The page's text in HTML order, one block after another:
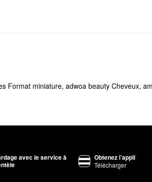
Format miniature, adwoa beauty Cheveux,
avec le service à
Obtenez l’appli
Télécharger